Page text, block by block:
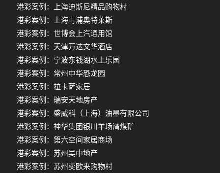
港彩案例：上海迪斯尼精品购物村
港彩案例：上海青浦奥特莱斯
港彩案例：世博会上汽通用馆
港彩案例：天津万达文华酒店
港彩案例：宁波东钱湖水上乐园
港彩案例：常州中华恐龙园
港彩案例：拉卡萨家居
港彩案例：瑞安天地房产
港彩案例：盛威科（上海）油墨有限公司
港彩案例：神华集团银川羊场湾煤矿
港彩案例：第六空间家居商场
港彩案例：苏州吴中地产
港彩案例：苏州奕欧来购物村